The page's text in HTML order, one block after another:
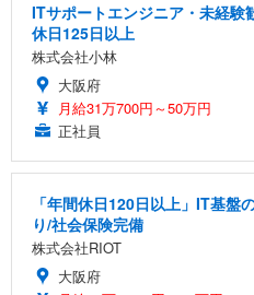
ITサポートエンジニア・未経験
休日125日以上
株式会社小林
大阪府
月給31万700円～50万円
正社員
「年間休日120日以上」IT基盤
り/社会保険完備
株式会社RIOT
大阪府